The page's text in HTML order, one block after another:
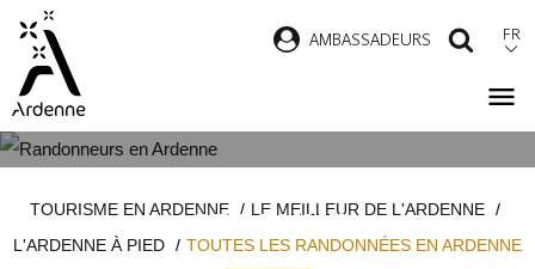
contenu
principal
AMBASSADEURS FR
ARDENNE
d'ArianeTOURISME EN ARDENNE
LE MEILLEUR DE L'ARDENNE
L'ARDENNE À PIED
TOUTES LES RANDONNÉES EN ARDENNE